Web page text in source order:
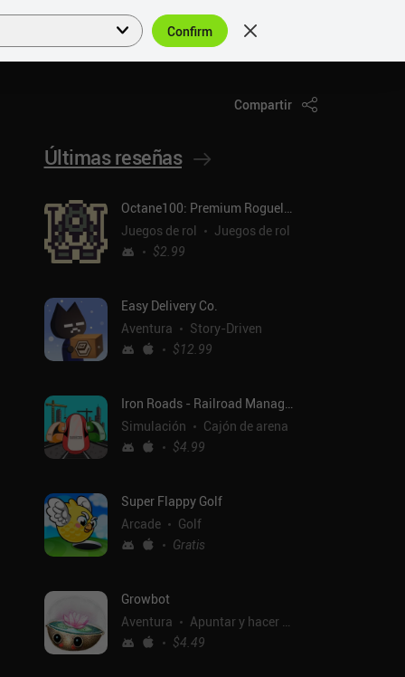
ES
Compartir
Últimas reseñas
Octane100: Premium Roguelike
Juegos de rol
Juegos de rol
$2.99
Easy Delivery Co.
Aventura
Story-Driven
$12.99
Iron Roads - Railroad Manager
Simulación
Cajón de arena
$4.99
Super Flappy Golf
Arcade
Golf
Gratis
Growbot
Aventura
Apuntar y hacer clic
$4.49
Confirm